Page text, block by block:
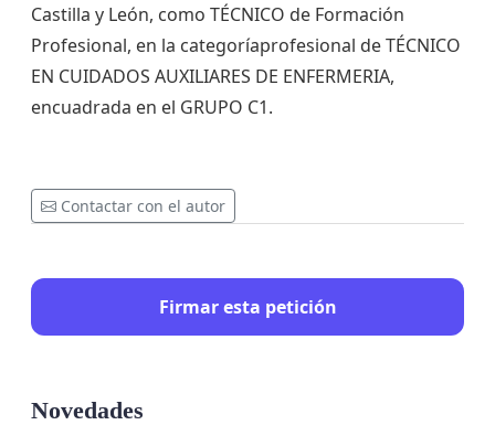
Castilla y León, como TÉCNICO de Formación
Profesional, en la categoríaprofesional de TÉCNICO
EN CUIDADOS AUXILIARES DE ENFERMERIA,
encuadrada en el GRUPO C1.
Contactar con el autor
Firmar esta petición
Novedades